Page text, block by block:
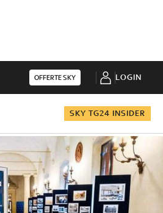
OFFERTE SKY LOGIN
SKY TG24 INSIDER